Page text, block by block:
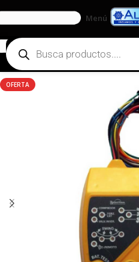
Menú
OFERTA